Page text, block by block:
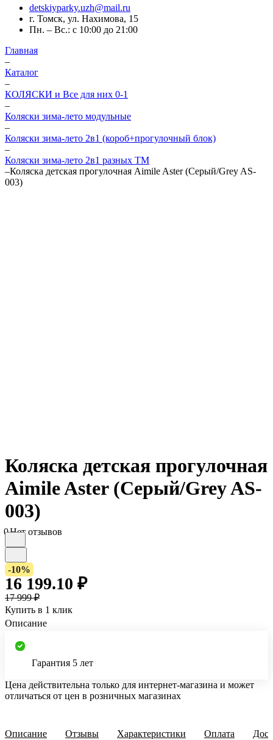
detskiyparky.uzh@mail.ru
г. Томск, ул. Нахимова, 15
Пн. – Вс.: с 10:00 до 21:00
Главная
–
Каталог
–
КОЛЯСКИ и Все для них 0-1
–
Коляски зима-лето модульные
–
Коляски зима-лето 2в1 (короб+прогулочный блок)
–
Коляски зима-лето 2в1 разных ТМ
–Коляска детская прогулочная Aimile Aster (Серый/Grey AS-
003)
Коляска детская прогулочная
Aimile Aster (Серый/Grey AS-
003)
0Нет отзывов
-10%
16 199.10 ₽
17 999 ₽
Купить в 1 клик
Описание
Гарантия 5 лет
Цена действительна только для интернет-магазина и может
отличаться от цен в розничных магазинах
Описание Отзывы Характеристики Оплата